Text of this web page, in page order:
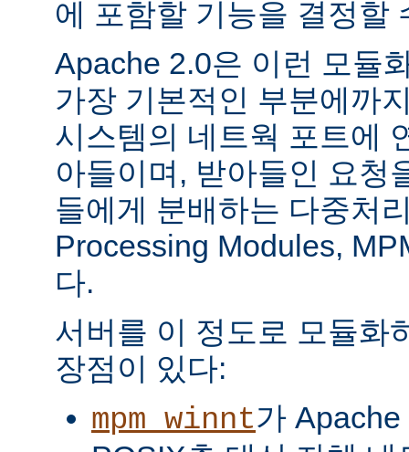
에 포함할 기능을 결정할
Apache 2.0은 이런 모듈
가장 기본적인 부분에까
시스템의 네트웍 포트에
아들이며, 받아들인 요청
들에게 분배하는 다중처
Processing Modules,
다.
서버를 이 정도로 모듈화
장점이 있다:
mpm_winnt가